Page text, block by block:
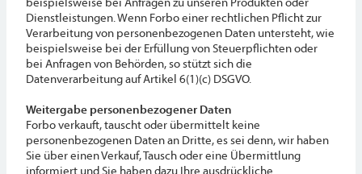
Dienstleistungen. Wenn Forbo einer rechtlichen Pflicht zur
Verarbeitung von personenbezogenen Daten untersteht, wie
beispielsweise bei der Erfüllung von Steuerpflichten oder
bei Anfragen von Behörden, so stützt sich die
Datenverarbeitung auf Artikel 6(1)(c) DSGVO.
Weitergabe personenbezogener Daten
Forbo verkauft, tauscht oder übermittelt keine
personenbezogenen Daten an Dritte, es sei denn, wir haben
Sie über einen Verkauf, Tausch oder eine Übermittlung
informiert und Sie haben dazu Ihre ausdrückliche